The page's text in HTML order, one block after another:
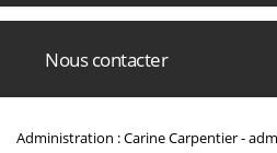
Nous contacter
Administration : Carine Carpentier -